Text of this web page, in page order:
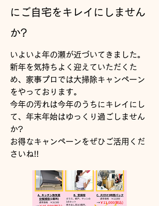
にご自宅をキレイにしません
か?
いよいよ年の瀬が近づいてきました。
新年を気持ちよく迎えていただくた
め、家事プロでは大掃除キャンペーン
をやっております。
今年の汚れは今年のうちにキレイにし
て、年末年始はゆっくり過ごしません
か?
お得なキャンペーンをぜひご活用くだ
さいね!!